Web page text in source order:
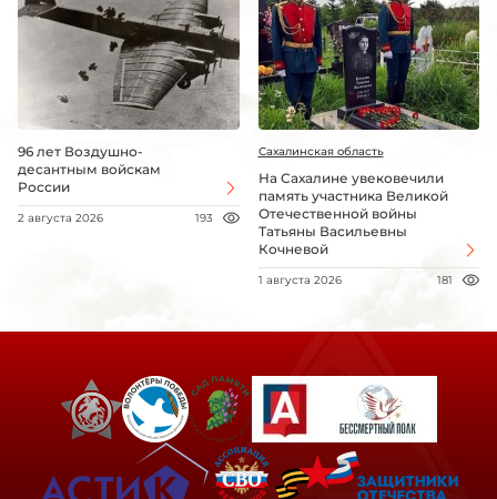
96 лет Воздушно-
десантным войскам
России
2 августа 2026 193
Сахалинская область
На Сахалине увековечили
память участника Великой
Отечественной войны
Татьяны Васильевны
Кочневой
1 августа 2026 181